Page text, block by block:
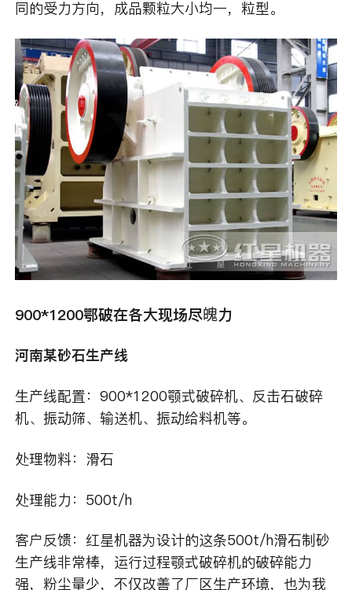
同的受力方向，成品颗粒大小均一，粒型。
900*1200鄂破在各大现场尽魄力
河南某砂石生产线
生产线配置：900*1200颚式破碎机、反击石破碎
机、振动筛、输送机、振动给料机等。
处理物料：滑石
处理能力：500t/h
客户反馈：红星机器为设计的这条500t/h滑石制砂
生产线非常棒，运行过程颚式破碎机的破碎能力
强，粉尘量少，不仅改善了厂区生产环境，也为我